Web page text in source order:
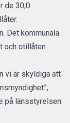
de 30,0
Det kommunala
och otillåten
vi är skyldiga att
på länsstyrelsen